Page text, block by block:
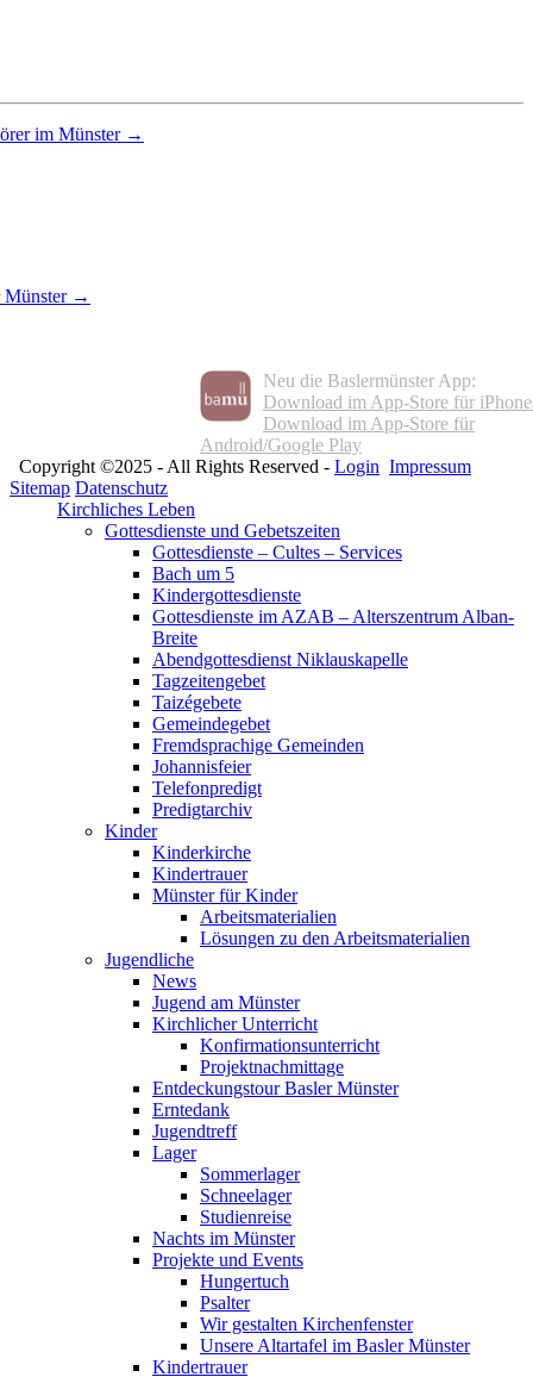
im Münster →
Münster →
Neu die Baslermünster App:
Download im App-Store für
Download im App-Store für
Android/Google Play
Copyright ©2025 - All Rights Reserved - Login Impressum
Sitemap Datenschutz
Kirchliches Leben
Gottesdienste und Gebetszeiten
Gottesdienste – Cultes – Services
Bach um 5
Kindergottesdienste
Gottesdienste im AZAB – Alterszentrum Alban-
Breite
Abendgottesdienst Niklauskapelle
Tagzeitengebet
Taizégebete
Gemeindegebet
Fremdsprachige Gemeinden
Johannisfeier
Telefonpredigt
Predigtarchiv
Kinder
Kinderkirche
Kindertrauer
Münster für Kinder
Arbeitsmaterialien
Lösungen zu den Arbeitsmaterialien
Jugendliche
News
Jugend am Münster
Kirchlicher Unterricht
Konfirmationsunterricht
Projektnachmittage
Entdeckungstour Basler Münster
Erntedank
Jugendtreff
Lager
Sommerlager
Schneelager
Studienreise
Nachts im Münster
Projekte und Events
Hungertuch
Psalter
Wir gestalten Kirchenfenster
Unsere Altartafel im Basler Münster
Kindertrauer